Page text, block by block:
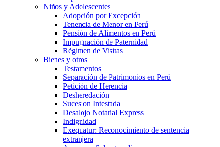
Niños y Adolescentes
Adopción por Excepción
Tenencia de Menor en Perú
Pensión de Alimentos en Perú
Impugnación de Paternidad
Régimen de Visitas
Bienes y otros
Testamentos
Separación de Patrimonios en Perú
Petición de Herencia
Desheredación
Sucesion Intestada
Desalojo Notarial Express
Indignidad
Exequatur: Reconocimiento de sentencia
extranjera